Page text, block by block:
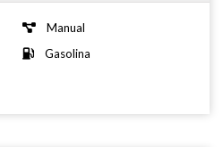
Manual
Gasolina